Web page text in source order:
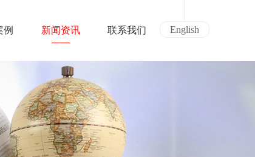
例 新闻资讯 联系我们 English